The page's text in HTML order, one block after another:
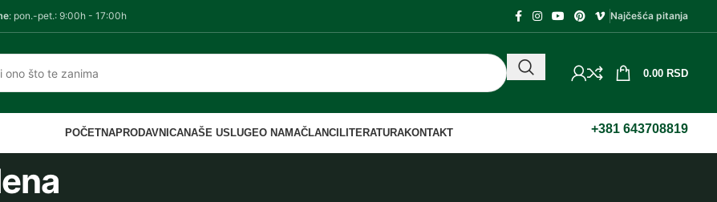
: pon.-pet.: 9:00h - 17:00h Najčešća pitanja
0.00 RSD
POČETNAPRODAVNICANAŠE USLUGEO NAMAČLANCI LITERATURAKONTAKT +381 643708819